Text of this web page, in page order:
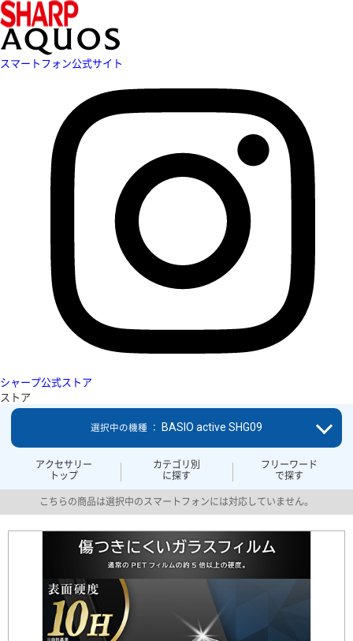
スマートフォン公式サイト
シャープ公式ストア
ストア
アクセサリー
トップ
カテゴリ別
に探す
フリーワード
で探す
選択中の機種 ： BASIO active SHG09
こちらの商品は選択中のスマートフォンには対応していません。